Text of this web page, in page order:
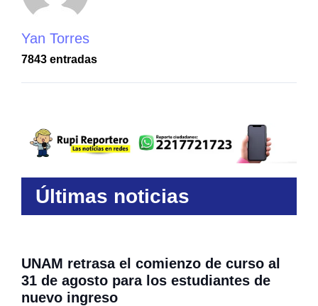
Yan Torres
7843 entradas
Últimas noticias
UNAM retrasa el comienzo de curso al
31 de agosto para los estudiantes de
nuevo ingreso